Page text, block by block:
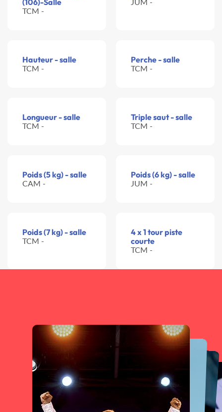
(106)-Salle
TCM -
Hauteur - salle
TCM -
Perche - salle
TCM -
Longueur - salle
TCM -
Triple saut - salle
TCM -
Poids (5 kg) - salle
CAM -
Poids (6 kg) - salle
JUM -
Poids (7 kg) - salle
TCM -
4 x 1 tour piste
courte
TCM -